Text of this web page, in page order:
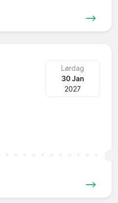
Lørdag
30 Jan
2027